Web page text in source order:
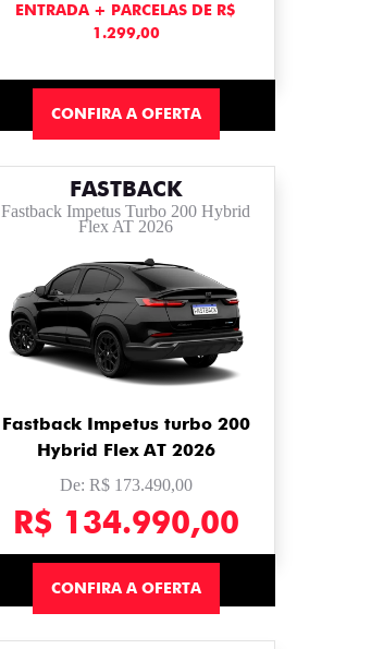
ENTRADA + PARCELAS DE R$
1.299,00
CONFIRA A OFERTA
FASTBACK
Fastback Impetus Turbo 200 Hybrid
Flex AT 2026
Fastback Impetus turbo 200
Hybrid Flex AT 2026
De: R$ 173.490,00
R$ 134.990,00
CONFIRA A OFERTA